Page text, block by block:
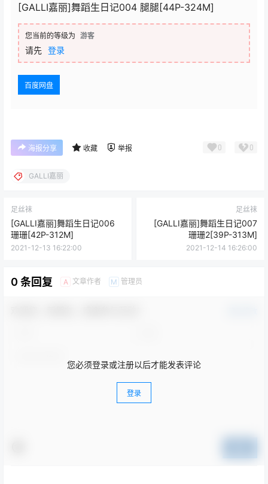
[GALLI嘉丽]舞蹈生日记004 腿腿[44P-324M]
您当前的等级为 游客
请先 登录
百度网盘
海报分享 收藏 举报 0 0
GALLI嘉丽
足丝袜
[GALLI嘉丽]舞蹈生日记006
珊珊[42P-312M]
2021-12-13 16:22:00
足丝袜
[GALLI嘉丽]舞蹈生日记007
珊珊2[39P-313M]
2021-12-14 16:26:00
0 条回复 A 文章作者 M 管理员
您必须登录或注册以后才能发表评论
登录